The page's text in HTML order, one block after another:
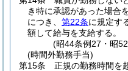
き特に承認があった場合
につき、 第22条に規定す
額して給与を支給する。
(昭44条例27・昭
(時間外勤務手当)
第15条
正規の勤務時間を